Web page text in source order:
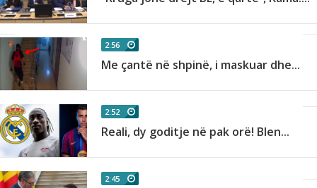
2:56
Me çantë në shpinë, i maskuar dhe...
2:52
Reali, dy goditje në pak orë! Blen...
2:45